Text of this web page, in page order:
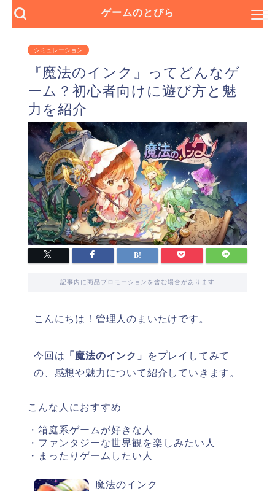
ゲームのとびら
シミュレーション
『魔法のインク』ってどんなゲ
ーム？初心者向けに遊び方と魅
力を紹介
記事内に商品プロモーションを含む場合があります
こんにちは！管理人のまいたけです。
今回は 「魔法のインク」
をプレイしてみて
の、感想や魅力について紹介していきます。
こんな人におすすめ
・箱庭系ゲームが好きな人
・ファンタジーな世界観を楽しみたい人
・まったりゲームしたい人
魔法のインク